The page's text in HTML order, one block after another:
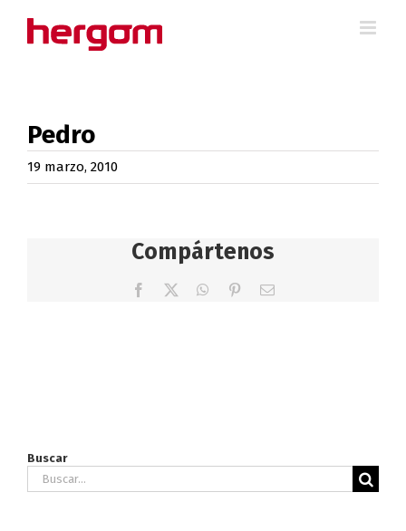
Pedro
19 marzo, 2010
Compártenos
Facebook WhatsApp
PinterestCorreo
Buscar
Buscar: